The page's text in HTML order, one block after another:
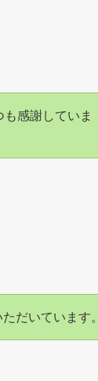
感謝していま
だいています。